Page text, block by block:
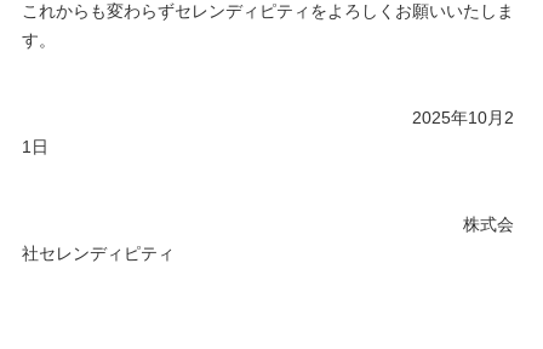
これからも変わらずセレンディピティをよろしくお願いいたしま
す。
2025年10月2
1日
株式会
社セレンディピティ